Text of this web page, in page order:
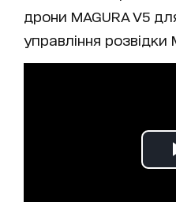
дрони MAGURA V5
управління розвідки